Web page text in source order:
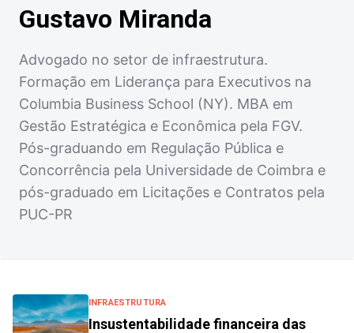
Gustavo Miranda
Advogado no setor de infraestrutura.
Formação em Liderança para Executivos na
Columbia Business School (NY). MBA em
Gestão Estratégica e Econômica pela FGV.
Pós-graduando em Regulação Pública e
Concorrência pela Universidade de Coimbra e
pós-graduado em Licitações e Contratos pela
PUC-PR
INFRAESTRUTURA
Insustentabilidade financeira das